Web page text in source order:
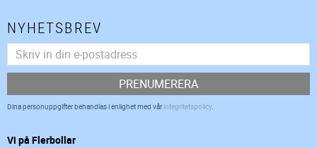
NYHETSBREV
PRENUMERERA
Dina personuppgifter behandlas i enlighet med vårintegritetspolicy.
Vi på Flerbollar